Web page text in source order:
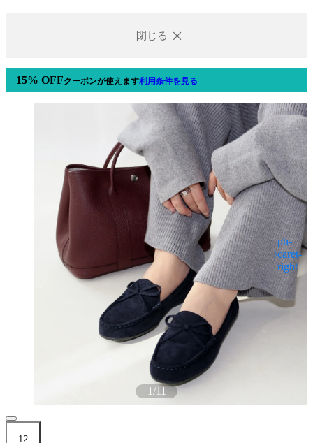
閉じる
15% OFFクーポンが使えます利用条件を見る
1/11
12